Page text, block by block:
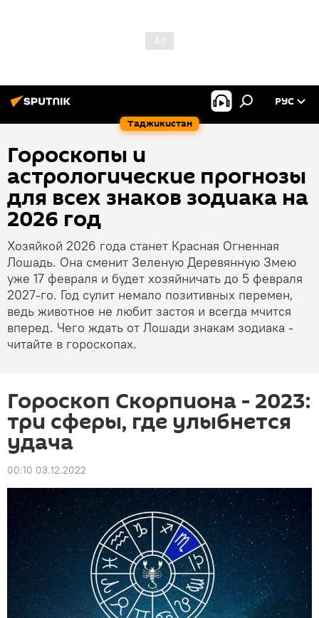
Таджикистан
РУС
Гороскопы и
астрологические прогнозы
для всех знаков зодиака на
2026 год
Хозяйкой 2026 года станет Красная Огненная
Лошадь. Она сменит Зеленую Деревянную Змею
уже 17 февраля и будет хозяйничать до 5 февраля
2027-го. Год сулит немало позитивных перемен,
ведь животное не любит застоя и всегда мчится
вперед. Чего ждать от Лошади знакам зодиака -
читайте в гороскопах.
Гороскоп Скорпиона - 2023:
три сферы, где улыбнется
удача
00:10 03.12.2022